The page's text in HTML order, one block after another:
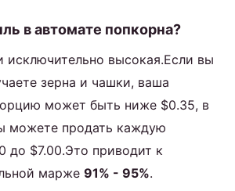
в автомате попкорна?
высокая.Если вы
зерна и чашки, ваша
может быть ниже $0.35, в
можете продать каждую
до $7.00.Это приводит к
марже 91% - 95%.